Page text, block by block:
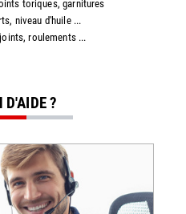
toriques, garnitures
niveau d'huile ...
roulements ...
D'AIDE ?